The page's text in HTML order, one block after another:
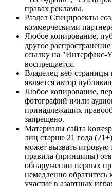
правах рекламы.
Раздел Спецпроекты
коммерческими
Любое копирование,
другое
ссылку на "Интерфакс-
воспрещается.
Владелец веб-страницы
является автор
Любое копирование,
фотографий и/или
принадлежащих
запрещено.
Материалы сайта
лиц старше 21 года
может вызвать игровую
правила (принципы)
обнаружении первых
немедленно
участие в азартных